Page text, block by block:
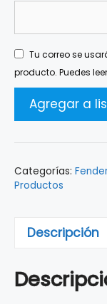
Tu correo se
producto. Puedes
Categorías:
Productos
Descripción